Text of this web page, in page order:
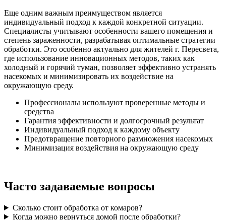
Еще одним важным преимуществом является
индивидуальный подход к каждой конкретной ситуации.
Специалисты учитывают особенности вашего помещения и
степень зараженности, разрабатывая оптимальные стратегии
обработки. Это особенно актуально для жителей г. Пересвета,
где использование инновационных методов, таких как
холодный и горячий туман, позволяет эффективно устранять
насекомых и минимизировать их воздействие на
окружающую среду.
Профессионалы используют проверенные методы и
средства
Гарантия эффективности и долгосрочный результат
Индивидуальный подход к каждому объекту
Предотвращение повторного размножения насекомых
Минимизация воздействия на окружающую среду
Часто задаваемые вопросы
Сколько стоит обработка от комаров?
Когда можно вернуться домой после обработки?